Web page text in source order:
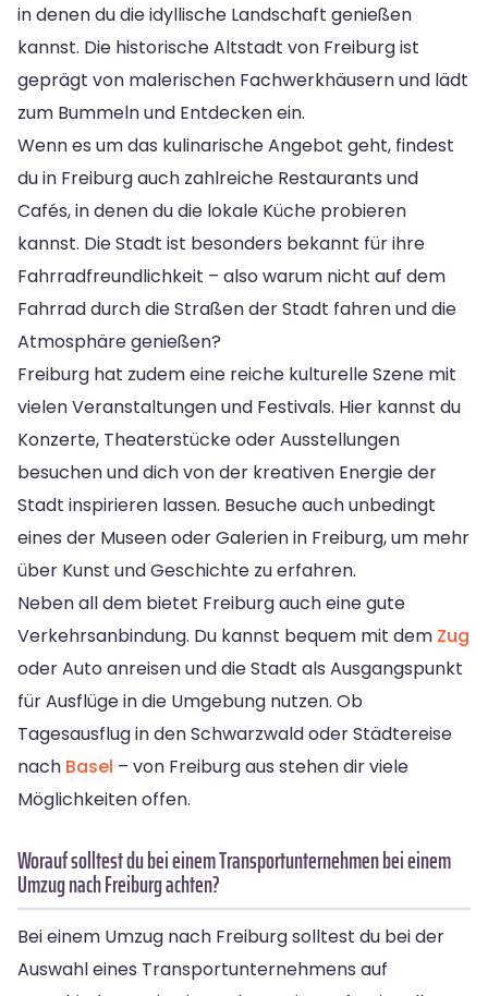
in denen du die idyllische Landschaft genießen
kannst. Die historische Altstadt von Freiburg ist
geprägt von malerischen Fachwerkhäusern und lädt
zum Bummeln und Entdecken ein.
Wenn es um das kulinarische Angebot geht, findest
du in Freiburg auch zahlreiche Restaurants und
Cafés, in denen du die lokale Küche probieren
kannst. Die Stadt ist besonders bekannt für ihre
Fahrradfreundlichkeit – also warum nicht auf dem
Fahrrad durch die Straßen der Stadt fahren und die
Atmosphäre genießen?
Freiburg hat zudem eine reiche kulturelle Szene mit
vielen Veranstaltungen und Festivals. Hier kannst du
Konzerte, Theaterstücke oder Ausstellungen
besuchen und dich von der kreativen Energie der
Stadt inspirieren lassen. Besuche auch unbedingt
eines der Museen oder Galerien in Freiburg, um mehr
über Kunst und Geschichte zu erfahren.
Neben all dem bietet Freiburg auch eine gute
Verkehrsanbindung. Du kannst bequem mit dem Zug
oder Auto anreisen und die Stadt als Ausgangspunkt
für Ausflüge in die Umgebung nutzen. Ob
Tagesausflug in den Schwarzwald oder Städtereise
nach Basel – von Freiburg aus stehen dir viele
Möglichkeiten offen.
Worauf solltest du bei einem Transportunternehmen bei einem
Umzug nach Freiburg achten?
Bei einem Umzug nach Freiburg solltest du bei der
Auswahl eines Transportunternehmens auf